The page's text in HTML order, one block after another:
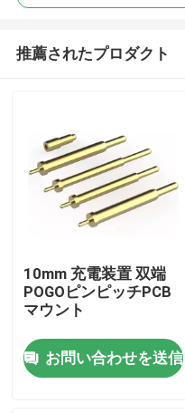
推薦されたプロダクト
10mm 充電装置 双端
POGOピンピッチPCB
マウント
お問い合わせを送信